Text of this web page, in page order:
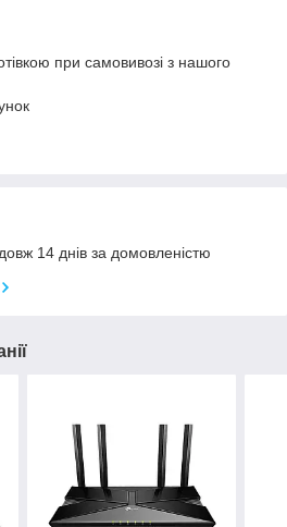
при самовивозі з нашого
14 днів за домовленістю